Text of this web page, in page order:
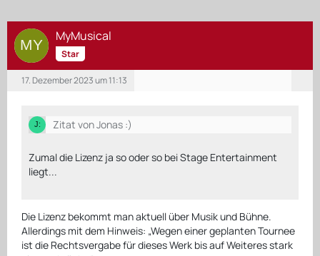
MyMusical
Star
17. Dezember 2023 um 11:13
Zitat von Jonas :)
Zumal die Lizenz ja so oder so bei Stage Entertainment
liegt...
Die Lizenz bekommt man aktuell über Musik und Bühne.
Allerdings mit dem Hinweis: „Wegen einer geplanten Tournee
ist die Rechtsvergabe für dieses Werk bis auf Weiteres stark